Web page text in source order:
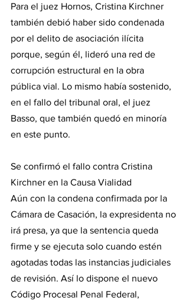
Para el juez Hornos, Cristina Kirchner
también debió haber sido condenada
por el delito de asociación ilícita
porque, según él, lideró una red de
corrupción estructural en la obra
pública vial. Lo mismo había sostenido,
en el fallo del tribunal oral, el juez
Basso, que también quedó en minoría
en este punto.
Se confirmó el fallo contra Cristina
Kirchner en la Causa Vialidad
Aún con la condena confirmada por la
Cámara de Casación, la expresidenta no
irá presa, ya que la sentencia queda
firme y se ejecuta solo cuando estén
agotadas todas las instancias judiciales
de revisión. Así lo dispone el nuevo
Código Procesal Penal Federal,